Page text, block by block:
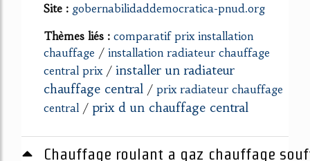
Site : gobernabilidaddemocratica-pnud.org
Thèmes liés : comparatif prix installation
chauffage / installation radiateur chauffage
central prix / installer un radiateur
chauffage central / prix radiateur chauffage
central / prix d un chauffage central
Chauffage roulant a gaz chauffage